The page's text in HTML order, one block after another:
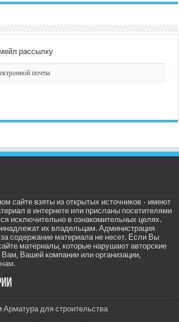
рассылку
сайте взяты из открытых источников - имеют
в интернете или присланы посетителями
исключительно в ознакомительных целях.
их владельцам. Администрация
за содержание материала не несет. Если Вы
материалы, которые нарушают авторские
Вашей компании или организации,
Арматура для строительства